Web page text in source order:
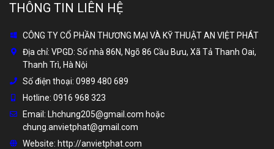
THÔNG TIN LIÊN HỆ
CÔNG TY CỔ PHẦN THƯƠNG MẠI VÀ KỸ THUẬT AN VIỆT PHÁT
Địa chỉ: VPGD: Số nhà 86N, Ngõ 86 Cầu Bưu, Xã Tả Thanh Oai,
Thanh Trì, Hà Nội
Số điện thoại: 0989 480 689
Hotline: 0916 968 323
Email: Lhchung205@gmail.com hoặc
chung.anvietphat@gmail.com
Website: http://anvietphat.com